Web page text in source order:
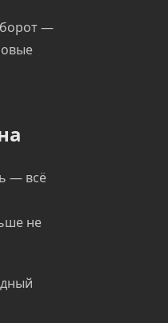
—
— всё
не